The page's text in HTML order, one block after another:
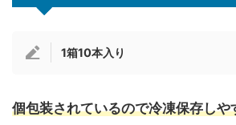
1箱10本入り
個包装されているので冷凍保存しや